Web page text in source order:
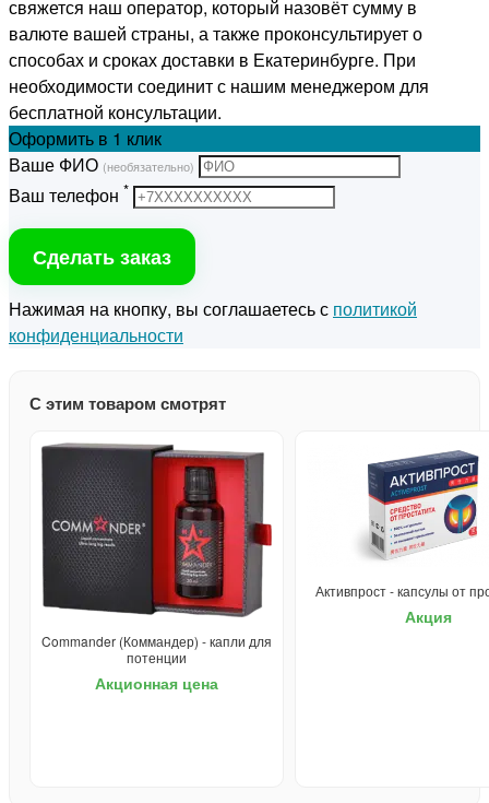
свяжется наш оператор, который назовёт сумму в
валюте вашей страны, а также проконсультирует о
способах и сроках доставки в Екатеринбурге. При
необходимости соединит с нашим менеджером для
бесплатной консультации.
Оформить в 1 клик
Ваше ФИО (необязательно)
Ваш телефон *
Сделать заказ
Нажимая на кнопку, вы соглашаетесь с политикой
конфиденциальности
С этим товаром смотрят
Commander (Коммандер) - капли для
потенции
Акционная цена
Активпрост - капсулы от
Акция